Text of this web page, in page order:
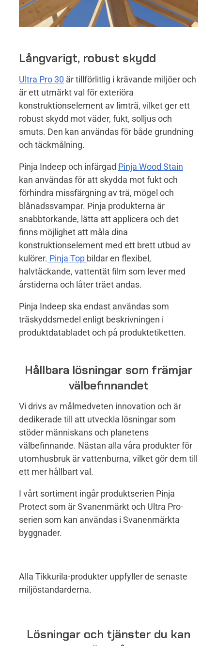
Långvarigt, robust skydd
Ultra Pro 30 är tillförlitlig i krävande miljöer och
är ett utmärkt val för exteriöra
konstruktionselement av limträ, vilket ger ett
robust skydd mot väder, fukt, solljus och
smuts. Den kan användas för både grundning
och täckmålning.
Pinja Indeep och infärgad Pinja Wood Stain
kan användas för att skydda mot fukt och
förhindra missfärgning av trä, mögel och
blånadssvampar. Pinja produkterna är
snabbtorkande, lätta att applicera och det
finns möjlighet att måla dina
konstruktionselement med ett brett utbud av
kulörer. Pinja Top bildar en flexibel,
halvtäckande, vattentät film som lever med
årstiderna och låter träet andas.
Pinja Indeep ska endast användas som
träskyddsmedel enligt beskrivningen i
produktdatabladet och på produktetiketten.
Hållbara lösningar som främjar
välbefinnandet
Vi drivs av målmedveten innovation och är
dedikerade till att utveckla lösningar som
stöder människans och planetens
välbefinnande. Nästan alla våra produkter för
utomhusbruk är vattenburna, vilket gör dem till
ett mer hållbart val.
I vårt sortiment ingår produktserien Pinja
Protect som är Svanenmärkt och Ultra Pro-
serien som kan användas i Svanenmärkta
byggnader.
Alla Tikkurila-produkter uppfyller de senaste
miljöstandarderna.
Lösningar och tjänster du kan